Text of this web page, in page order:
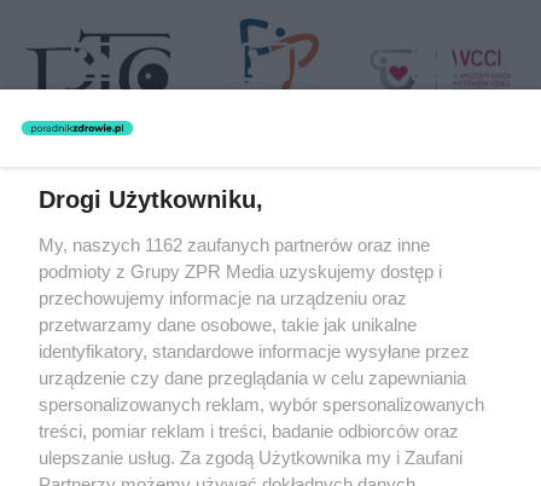
Żaden utwór zamieszczony w serwisie nie może być powielany i
rozpowszechniany lub dalej rozpowszechniany w jakikolwiek sposób
(w tym także elektroniczny lub mechaniczny) na jakimkolwiek polu
eksploatacji w jakiejkolwiek formie, włącznie z umieszczaniem w
Internecie bez pisemnej zgody właściciela praw. Jakiekolwiek użycie
lub wykorzystanie utworów w całości lub w części z naruszeniem
prawa, tzn. bez właściwej zgody, jest zabronione pod groźbą kary i
może być ścigane prawnie.
Drogi Użytkowniku,
My, naszych 1162 zaufanych partnerów oraz inne
podmioty z Grupy ZPR Media uzyskujemy dostęp i
przechowujemy informacje na urządzeniu oraz
przetwarzamy dane osobowe, takie jak unikalne
identyfikatory, standardowe informacje wysyłane przez
urządzenie czy dane przeglądania w celu zapewniania
spersonalizowanych reklam, wybór spersonalizowanych
treści, pomiar reklam i treści, badanie odbiorców oraz
ulepszanie usług. Za zgodą Użytkownika my i Zaufani